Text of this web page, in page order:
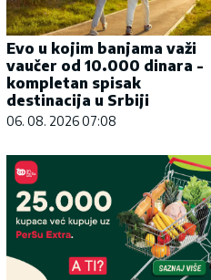
Evo u kojim banjama važi
vaučer od 10.000 dinara -
kompletan spisak
destinacija u Srbiji
06. 08. 2026 07:08